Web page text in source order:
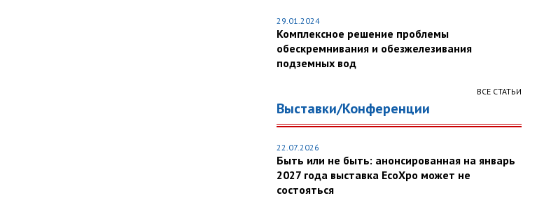
29.01.2024
Комплексное решение проблемы
обескремнивания и обезжелезивания
подземных вод
ВСЕ СТАТЬИ
Выставки/Конференции
22.07.2026
Быть или не быть: анонсированная на январь
2027 года выставка EcoXpo может не
состояться